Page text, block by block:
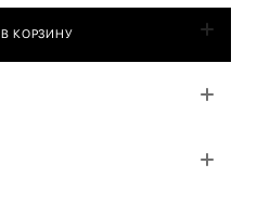
В КОРЗИНУ